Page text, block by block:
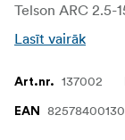
Lasīt vairāk
Art.nr. 137002
EAN